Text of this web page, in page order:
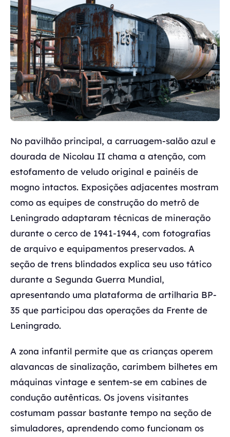
No pavilhão principal, a carruagem-salão azul e
dourada de Nicolau II chama a atenção, com
estofamento de veludo original e painéis de
mogno intactos. Exposições adjacentes mostram
como as equipes de construção do metrô de
Leningrado adaptaram técnicas de mineração
durante o cerco de 1941-1944, com fotografias
de arquivo e equipamentos preservados. A
seção de trens blindados explica seu uso tático
durante a Segunda Guerra Mundial,
apresentando uma plataforma de artilharia BP-
35 que participou das operações da Frente de
Leningrado.
A zona infantil permite que as crianças operem
alavancas de sinalização, carimbem bilhetes em
máquinas vintage e sentem-se em cabines de
condução autênticas. Os jovens visitantes
costumam passar bastante tempo na seção de
simuladores, aprendendo como funcionam os